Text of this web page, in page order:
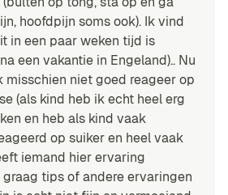
hoofdpijn soms ook). Ik vind
in een paar weken tijd is
een vakantie in Engeland).. Nu
niet goed reageer op
(als kind heb ik echt heel erg
en heb als kind vaak
op suiker en heel vaak
iemand hier ervaring
graag tips of andere ervaringen